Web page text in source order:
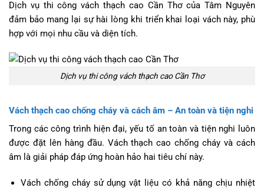
Dịch vụ thi công vách thạch cao Cần Thơ của Tâm Nguyên
đảm bảo mang lại sự hài lòng khi triển khai loại vách này, phù
hợp với mọi nhu cầu và diện tích.
Dịch vụ thi công vách thạch cao Cần Thơ
Vách thạch cao chống cháy và cách âm – An toàn và tiện nghi
Trong các công trình hiện đại, yếu tố an toàn và tiện nghi luôn
được đặt lên hàng đầu. Vách thạch cao chống cháy và cách
âm là giải pháp đáp ứng hoàn hảo hai tiêu chí này.
Vách chống cháy sử dụng vật liệu có khả năng chịu nhiệt